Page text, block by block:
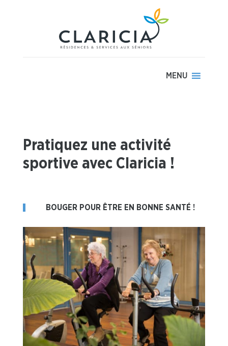
MENU
Pratiquez une activité
sportive avec Claricia !
BOUGER POUR ÊTRE EN BONNE SANTÉ !